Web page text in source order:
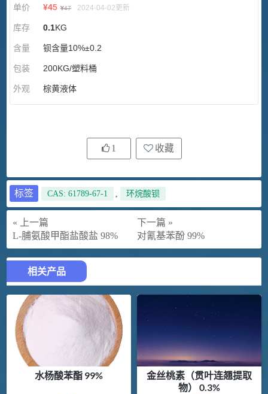
单价 ¥45 ¥47 2024-04-02更新
库存 0.1KG
含量 钡含量10%±0.2
包装 200KG/塑料桶
外观 棕黄液体
1 收藏
标签 CAS: 61789-67-1 , 环烷酸钡
« 上一篇
L-脯氨酸甲酯盐酸盐 98%
下一篇 »
对氰基苯酚 99%
相关产品
水杨酸苯酯 99%
金丝桃素（贯叶连翘提取
物） 0.3%